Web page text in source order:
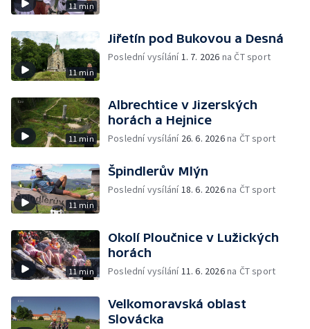
11 min
11 min
Jiřetín pod Bukovou a Desná
Poslední vysílání1. 7. 2026 na ČT sport
11 min
Albrechtice v Jizerských
horách a Hejnice
Poslední vysílání 26. 6. 2026na ČT sport
11 min
Špindlerův Mlýn
Poslední vysílání18. 6. 2026na ČT sport
11 min
Okolí Ploučnice v Lužických
horách
Poslední vysílání11. 6. 2026na ČT sport
Velkomoravská oblast
Slovácka